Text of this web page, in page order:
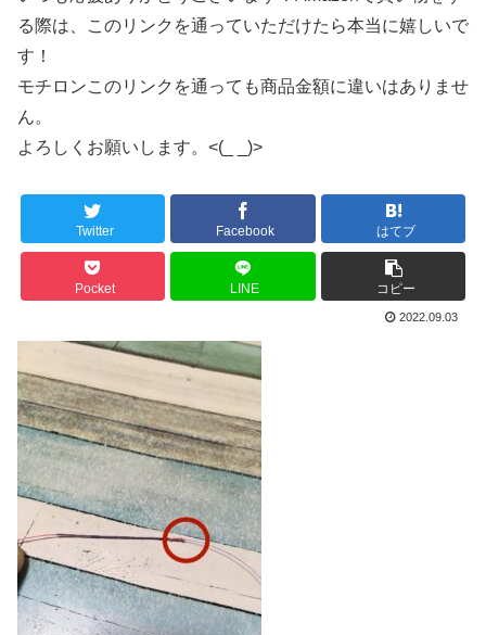
る際は、このリンクを通っていただけたら本当に嬉しいで
す！
モチロンこのリンクを通っても商品金額に違いはありませ
ん。
よろしくお願いします。<(_ _)>
Twitter Facebook はてブ
Pocket LINE コピー
2022.09.03